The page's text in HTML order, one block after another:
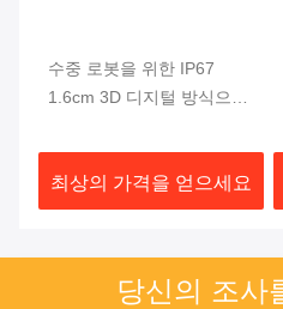
수중 로봇을 위한 IP67
1.6cm 3D 디지털 방식으로
출력 비율
최상의 가격을 얻으세요
당신의 조사